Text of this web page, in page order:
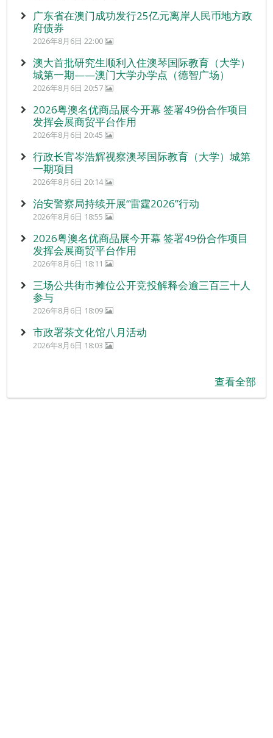
广东省在澳门成功发行25亿元离岸人民币地方政
府债券
2026年8月6日 22:00
澳大首批研究生顺利入住澳琴国际教育（大学）
城第一期——澳门大学办学点（德智广场）
2026年8月6日 20:57
2026粤澳名优商品展今开幕 签署49份合作项目
发挥会展商贸平台作用
2026年8月6日 20:45
行政长官岑浩辉视察澳琴国际教育（大学）城第
一期项目
2026年8月6日 20:14
治安警察局持续开展“雷霆2026”行动
2026年8月6日 18:55
2026粤澳名优商品展今开幕 签署49份合作项目
发挥会展商贸平台作用
2026年8月6日 18:11
三场公共街市摊位公开竞投解释会逾三百三十人
参与
2026年8月6日 18:09
市政署茶文化馆八月活动
2026年8月6日 18:03
查看全部